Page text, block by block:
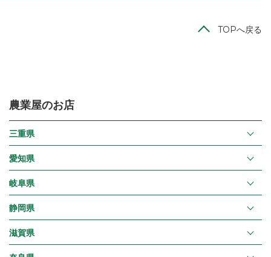
TOPへ戻る
農業屋のお店
三重県
愛知県
岐阜県
静岡県
滋賀県